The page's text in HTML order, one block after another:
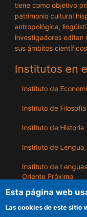
tiene como objetivo
patrimonio cultural
antropológica,
investigadores editan
sus ámbitos
Institutos en
Instituto de
Instituto de Filosofía
Instituto de Historia
Instituto de
Instituto de
Oriente Próximo
Instituto de Políticas
Esta página web
Las cookies de este sitio